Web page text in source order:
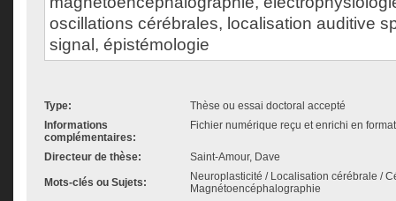
oscillations cérébrales, localisation auditive
signal, épistémologie
Type:
Thèse ou essai doctoral accepté
Informations
complémentaires:
Fichier numérique reçu et enrichi en
Directeur de thèse: Saint-Amour, Dave
Mots-clés ou Sujets:
Neuroplasticité / Localisation cérébrale /
Magnétoencéphalographie